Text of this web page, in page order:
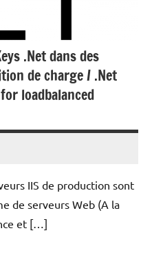
.Net dans des
de charge / .Net
loadbalanced
IIS de production sont
de serveurs Web (A la
et […]